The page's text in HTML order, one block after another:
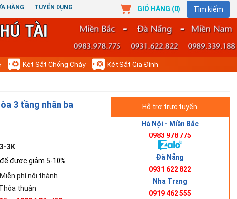
HÀNG TUYỂN DỤNG GIỎ HÀNG (0) Tìm kiếm
Két Sắt Chống Cháy Két Sắt Gia Đình
3 tầng nhân ba
3K
để được giảm 5-10%
Miễn phí nội thành
Thỏa thuận
Hỗ trợ trực tuyến
Hà Nội - Miền Bắc
0983 978 775
Đà Nẵng
0931 622 822
Nha Trang
0919 462 555